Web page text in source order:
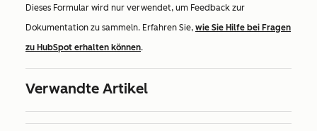
Dieses Formular wird nur verwendet, um Feedback zur
Dokumentation zu sammeln. Erfahren Sie, wie Sie Hilfe bei Fragen
zu HubSpot erhalten können.
Verwandte Artikel